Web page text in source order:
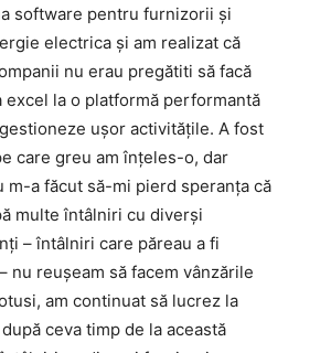
software pentru furnizorii și
electrica și am realizat că
nu erau pregătiti să facă
excel la o platformă performantă
ușor activitățile. A fost
care greu am înțeles-o, dar
m-a făcut să-mi pierd speranța că
multe întâlniri cu diverși
– întâlniri care păreau a fi
nu reușeam să facem vânzările
am continuat să lucrez la
ceva timp de la această